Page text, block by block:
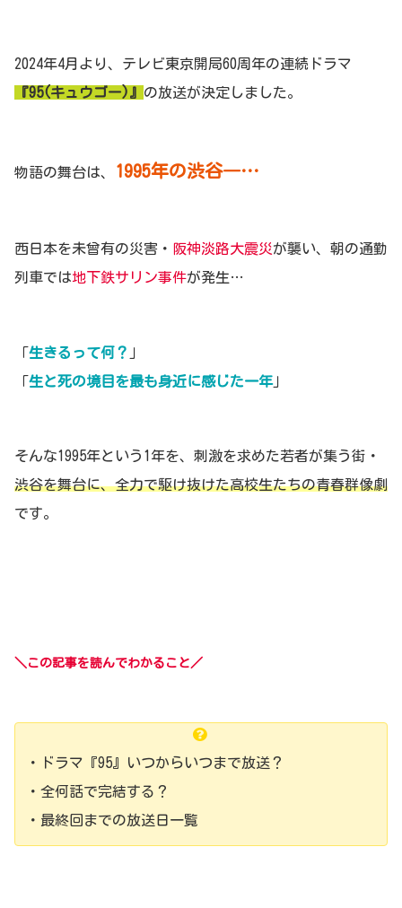
2024年4月より、テレビ東京開局60周年の連続ドラマ
『95(キュウゴー)』 の放送が決定しました。
物語の舞台は、 1995年の渋谷―…
西日本を未曾有の災害・ 阪神淡路大震災が襲い、朝の通勤
列車では地下鉄サリン事件が発生…
「生きるって何？ 」
「生と死の境目を最も身近に感じた一年」
そんな1995年という1年を、刺激を求めた若者が集う街・
渋谷を舞台に、全力で駆け抜けた高校生たちの青春群像劇
です。
＼この記事を読んでわかること／
・ドラマ『95』いつからいつまで放送？
・全何話で完結する？
・最終回までの放送日一覧